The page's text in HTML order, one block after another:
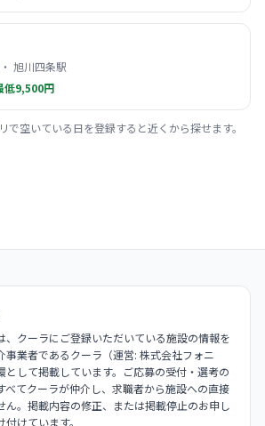
旭川四条駅
低9,500円
で空いている日を登録すると近くから探せます。
、クーラにご登録いただいている施設の情報を
事業者であるクーラ（運営: 株式会社フォニ
として掲載しています。ご応募の受付・選考の
べてクーラが仲介し、求職者から施設への直接
ん。掲載内容の修正、または掲載停止のお申し
けています。